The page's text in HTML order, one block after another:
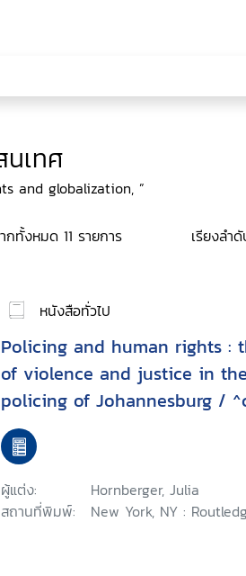
เทศ
and globalization, ”
กทั้งหมด 11 รายการ เรียงลำ
หนังสือทั่วไป
Policing and human rights : the meaning
of violence and justice in
policing of Johannesburg /
Hornberger
ผู้แต่ง:
Hornberger, Julia
สถานที่พิมพ์:
New York, NY :